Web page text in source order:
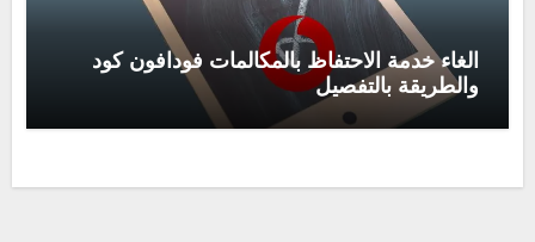
الغاء خدمة الاحتفاظ بالمكالمات فودافون كود
والطريقة بالتفصيل